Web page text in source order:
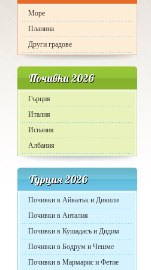
Море
Планина
Други градове
Почивки 2026
Гърция
Италия
Испания
Албания
Турция 2026
Почивки в Айвалък и Дикили
Почивки в Анталия
Почивки в Кушадасъ и Дидим
Почивки в Бодрум и Чешме
Почивки в Мармарис и Фетие